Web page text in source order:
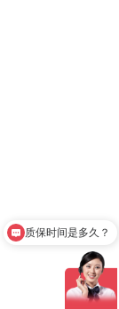
产品有检测证书吗？